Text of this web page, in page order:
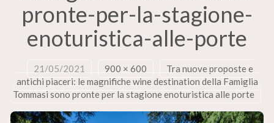
pronte-per-la-stagione-
enoturistica-alle-porte
21/05/2021 900 × 600
Tra nuove proposte e
antichi piaceri: le magnifiche wine destination della Famiglia
Tommasi sono pronte per la stagione enoturistica alle porte